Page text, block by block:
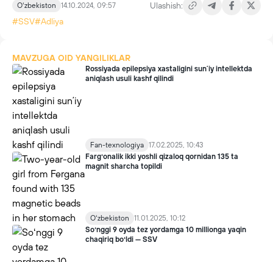
Oʻzbekiston 14.10.2024, 09:57
Ulashish:
#SSV#Adliya
MAVZUGA OID YANGILIKLAR
Rossiyada epilepsiya xastaligini sunʼiy intellektda
aniqlash usuli kashf qilindi
Fan-texnologiya 17.02.2025, 10:43
Fargʻonalik ikki yoshli qizaloq qornidan 135 ta
magnit sharcha topildi
Oʻzbekiston
11.01.2025, 10:12
Soʻnggi 9 oyda tez yordamga 10 millionga yaqin
chaqiriq boʻldi — SSV